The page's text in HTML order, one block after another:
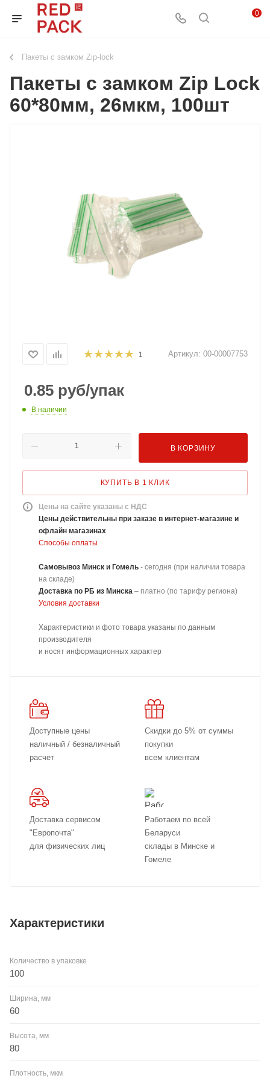
0
Пакеты с замком Zip-lock
Пакеты с замком Zip Lock
60*80мм, 26мкм, 100шт
1 Артикул: 00-00007753
0.85 руб/упак
В наличии
В КОРЗИНУ
КУПИТЬ В 1 КЛИК
Цены на сайте указаны с НДС
Цены действительны при заказе в интернет-магазине и
офлайн магазинах
Способы оплаты
Самовывоз Минск и Гомель - сегодня (при наличии товара
на складе)
Доставка по РБ из Минска – платно (по тарифу региона)
Условия доставки
Характеристики и фото товара указаны по данным
производителя
и носят информационных характер
Доступные цены
наличный / безналичный
расчет
Скидки до 5% от суммы
покупки
всем клиентам
Доставка сервисом
"Европочта"
для физических лиц
Работаем по всей
Беларуси
склады в Минске и
Гомеле
Характеристики
Количество в упаковке
100
Ширина, мм
60
Высота, мм
80
Плотность, мкм